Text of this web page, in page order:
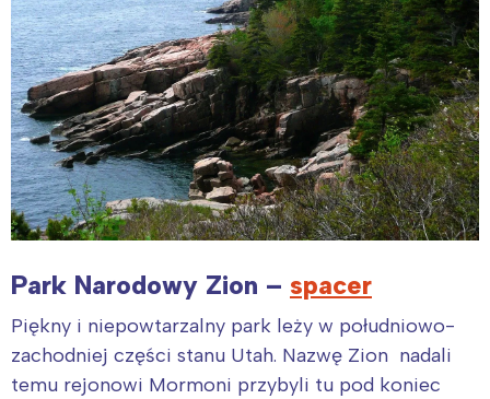
Park Narodowy Zion – spacer
Piękny i niepowtarzalny park leży w południowo-
zachodniej części stanu Utah. Nazwę Zion nadali
temu rejonowi Mormoni przybyli tu pod koniec